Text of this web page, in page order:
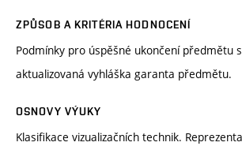
ZPŮSOB A KRITÉRIA HODNOCENÍ
Podmínky pro úspěšné ukončení předmětu
aktualizovaná vyhláška garanta předmětu.
OSNOVY VÝUKY
Klasifikace vizualizačních technik.